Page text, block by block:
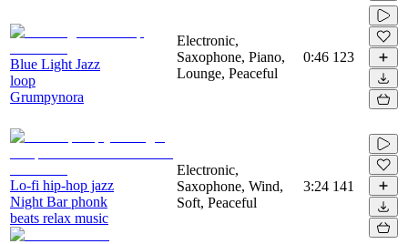
Blue Light Jazz
loop
Grumpynora
Electronic,
Saxophone, Piano,
Lounge, Peaceful
0:46 123
Lo-fi hip-hop jazz
Night Bar phonk
beats relax music
Electronic,
Saxophone, Wind,
Soft, Peaceful
3:24 141